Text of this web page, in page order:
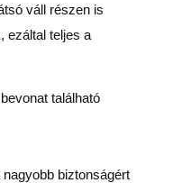
váll részen is
ezáltal teljes a
található
biztonságért